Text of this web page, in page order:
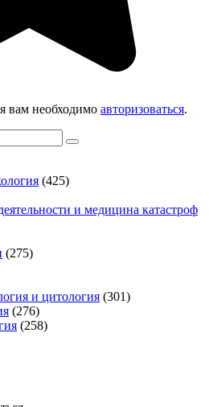
вам необходимо авторизоваться.
(425)
и медицина катастроф
(275)
и цитология (301)
(276)
(258)